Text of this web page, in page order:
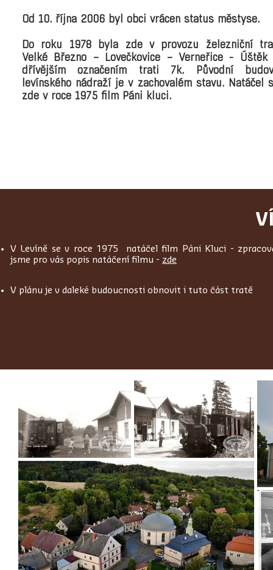
Od 10. října 2006 byl obci vrácen status městyse.
Do roku 1978 byla zde v provozu železniční
Velké Březno – Lovečkovice – Verneřice - Úštěk
dřívějším označením trati 7k. Původní
levínského nádraží je v zachovalém stavu. Natáčel
zde v roce 1975 film Páni kluci.
V Levíně se v roce 1975 natáčel film Páni Kluci -
jsme pro vás popis natáčení filmu - zde
V plánu je v daleké budoucnosti obnovit i tuto část tratě